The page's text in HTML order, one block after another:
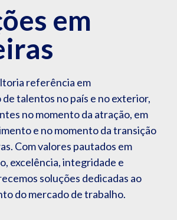
em
referência em
talentos no país e no exterior,
no momento da atração, em
e no momento da transição
Com valores pautados em
excelência, integridade e
soluções dedicadas ao
do mercado de trabalho.